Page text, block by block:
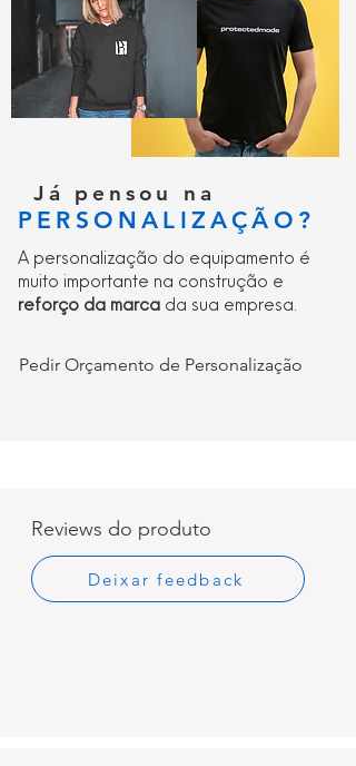
apresentação na venda ao público
Certificado CE
Mercado UKCA
CE-CAT III
Já pensou na
PERSONALIZAÇÃO?
A personalização do equipamento é
muito importante na construção e
reforço da marca da sua empresa.
Pedir Orçamento de Personalização
Reviews do produto
Deixar feedback